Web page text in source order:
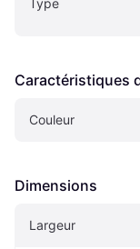
Type
Caractéristiques
Couleur
Dimensions
Largeur